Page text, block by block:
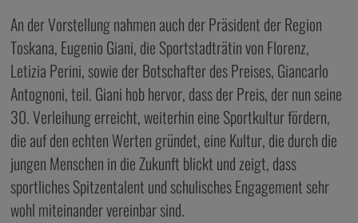
An der Vorstellung nahmen auch der Präsident der Region
Toskana, Eugenio Giani, die Sportstadträtin von Florenz,
Letizia Perini, sowie der Botschafter des Preises, Giancarlo
Antognoni, teil. Giani hob hervor, dass der Preis, der nun seine
30. Verleihung erreicht, weiterhin eine Sportkultur fördern,
die auf den echten Werten gründet, eine Kultur, die durch die
jungen Menschen in die Zukunft blickt und zeigt, dass
sportliches Spitzentalent und schulisches Engagement sehr
wohl miteinander vereinbar sind.